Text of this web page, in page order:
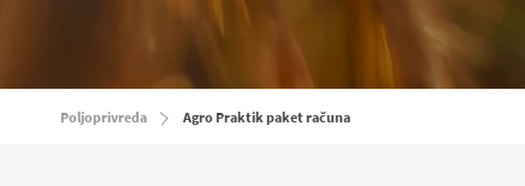
Poljoprivreda Agro Praktik paket računa